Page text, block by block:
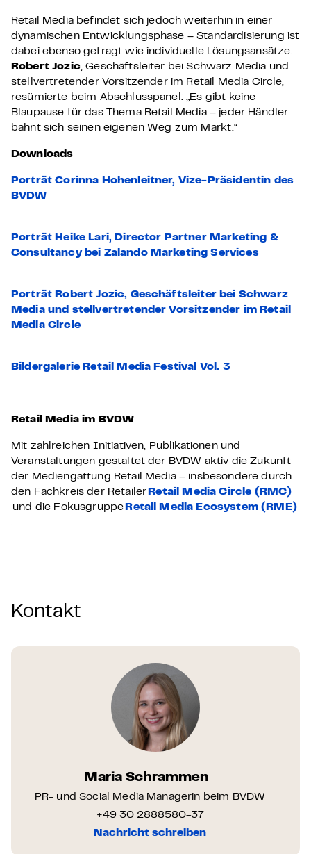
Retail Media befindet sich jedoch weiterhin in einer
dynamischen Entwicklungsphase – Standardisierung ist
dabei ebenso gefragt wie individuelle Lösungsansätze.
Robert Jozic, Geschäftsleiter bei Schwarz Media und
stellvertretender Vorsitzender im Retail Media Circle,
resümierte beim Abschlusspanel: „Es gibt keine
Blaupause für das Thema Retail Media – jeder Händler
bahnt sich seinen eigenen Weg zum Markt.“
Downloads
Porträt Corinna Hohenleitner, Vize-Präsidentin des
BVDW
Porträt Heike Lari, Director Partner Marketing &
Consultancy bei Zalando Marketing Services
Porträt Robert Jozic, Geschäftsleiter bei Schwarz
Media und stellvertretender Vorsitzender im Retail
Media Circle
Bildergalerie Retail Media Festival Vol. 3
Retail Media im BVDW
Mit zahlreichen Initiativen, Publikationen und
Veranstaltungen gestaltet der BVDW aktiv die Zukunft
der Mediengattung Retail Media – insbesondere durch
den Fachkreis der Retailer Retail Media Circle (RMC)
und die Fokusgruppe Retail Media Ecosystem (RME)
.
Kontakt
Maria Schrammen
PR- und Social Media Managerin beim BVDW
+49 30 2888580-37
Nachricht schreiben